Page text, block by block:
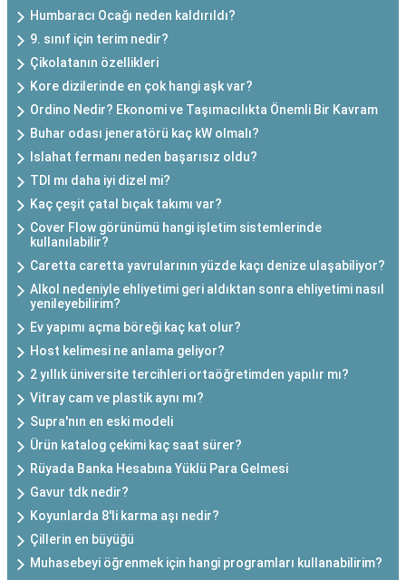
Humbaracı Ocağı neden kaldırıldı?
9. sınıf için terim nedir?
Çikolatanın özellikleri
Kore dizilerinde en çok hangi aşk var?
Ordino Nedir? Ekonomi ve Taşımacılıkta Önemli Bir Kavram
Buhar odası jeneratörü kaç kW olmalı?
Islahat fermanı neden başarısız oldu?
TDI mı daha iyi dizel mi?
Kaç çeşit çatal bıçak takımı var?
Cover Flow görünümü hangi işletim sistemlerinde
kullanılabilir?
Caretta caretta yavrularının yüzde kaçı denize ulaşabiliyor?
Alkol nedeniyle ehliyetimi geri aldıktan sonra ehliyetimi nasıl
yenileyebilirim?
Ev yapımı açma böreği kaç kat olur?
Host kelimesi ne anlama geliyor?
2 yıllık üniversite tercihleri ortaöğretimden yapılır mı?
Vitray cam ve plastik aynı mı?
Supra'nın en eski modeli
Ürün katalog çekimi kaç saat sürer?
Rüyada Banka Hesabına Yüklü Para Gelmesi
Gavur tdk nedir?
Koyunlarda 8'li karma aşı nedir?
Çillerin en büyüğü
Muhasebeyi öğrenmek için hangi programları kullanabilirim?